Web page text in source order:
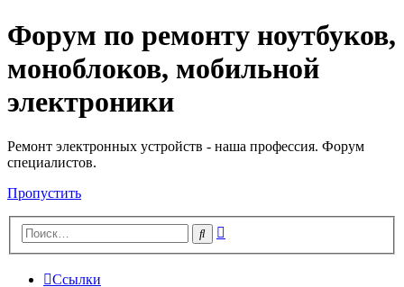
Регистрация
Форум по ремонту ноутбуков,
моноблоков, мобильной
электроники
Ремонт электронных устройств - наша профессия. Форум
специалистов.
Пропустить
Поиск
Ссылки